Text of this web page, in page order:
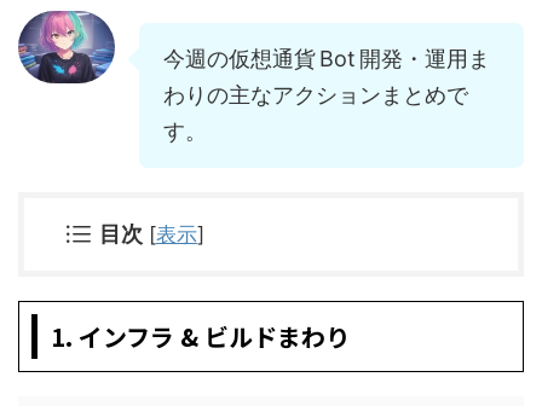
今週の仮想通貨 Bot 開発・運用ま
わりの主なアクションまとめで
す。
目次 [表示]
1. インフラ & ビルドまわり